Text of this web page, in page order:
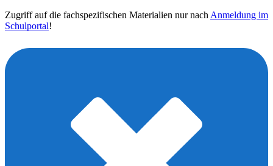
Zugriff auf die fachspezifischen Materialien nur nach Anmeldung im
Schulportal!